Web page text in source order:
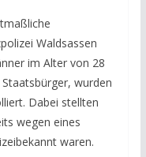
Waldsassen
im Alter von 28
wurden
Dabei stellten
wegen eines
waren.